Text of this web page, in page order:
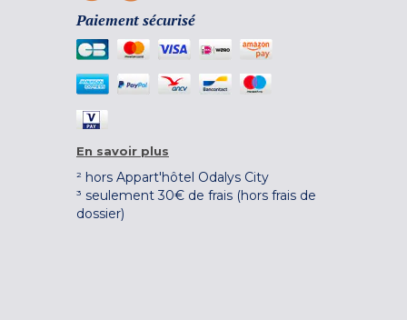
Paiement sécurisé
En savoir plus
² hors Appart'hôtel Odalys City
³ seulement 30€ de frais (hors frais de
dossier)